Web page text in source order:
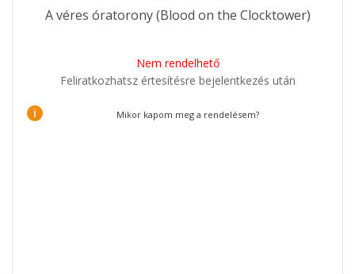
A véres óratorony (Blood on the Clocktower)
Nem rendelhető
Feliratkozhatsz értesítésre bejelentkezés után
i Mikor kapom meg a rendelésem?